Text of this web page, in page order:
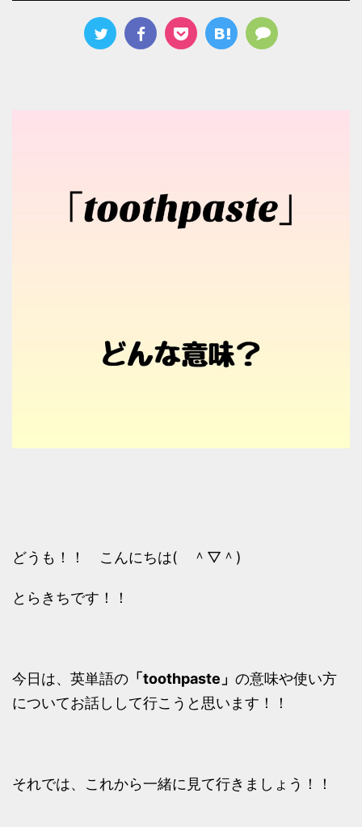
どうも！！ こんにちは( ＾▽＾)
とらきちです！！
今日は、英単語の 「toothpaste」 の意味や使い方
についてお話しして行こうと思います！！
それでは、これから一緒に見て行きましょう！！